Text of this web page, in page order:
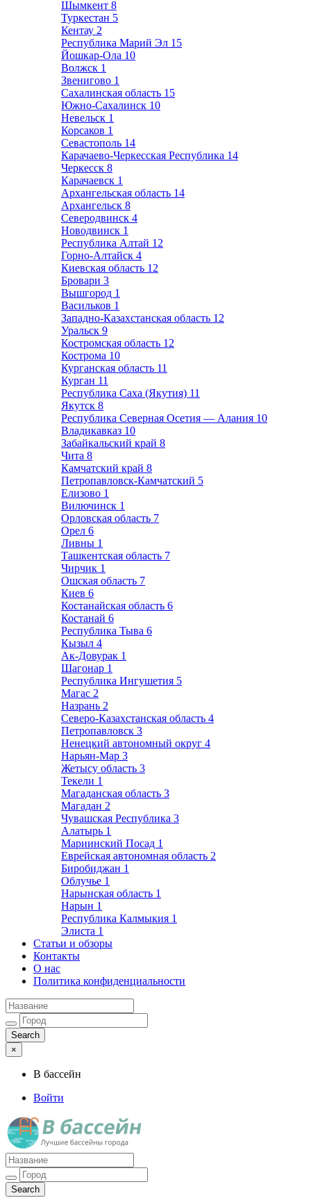
Шымкент 8
Туркестан 5
Кентау 2
Республика Марий Эл 15
Йошкар-Ола 10
Волжск 1
Звенигово 1
Сахалинская область 15
Южно-Сахалинск 10
Невельск 1
Корсаков 1
Севастополь 14
Карачаево-Черкесская Республика 14
Черкесск 8
Карачаевск 1
Архангельская область 14
Архангельск 8
Северодвинск 4
Новодвинск 1
Республика Алтай 12
Горно-Алтайск 4
Киевская область 12
Бровари 3
Вышгород 1
Васильков 1
Западно-Казахстанская область 12
Уральск 9
Костромская область 12
Кострома 10
Курганская область 11
Курган 11
Республика Саха (Якутия) 11
Якутск 8
Республика Северная Осетия — Алания 10
Владикавказ 10
Забайкальский край 8
Чита 8
Камчатский край 8
Петропавловск-Камчатский 5
Елизово 1
Вилючинск 1
Орловская область 7
Орел 6
Ливны 1
Ташкентская область 7
Чирчик 1
Ошская область 7
Киев 6
Костанайская область 6
Костанай 6
Республика Тыва 6
Кызыл 4
Ак-Довурак 1
Шагонар 1
Республика Ингушетия 5
Магас 2
Назрань 2
Северо-Казахстанская область 4
Петропавловск 3
Ненецкий автономный округ 4
Нарьян-Мар 3
Жетысу область 3
Текели 1
Магаданская область 3
Магадан 2
Чувашская Республика 3
Алатырь 1
Мариинский Посад 1
Еврейская автономная область 2
Биробиджан 1
Облучье 1
Нарынская область 1
Нарын 1
Республика Калмыкия 1
Элиста 1
Статьи и обзоры
Контакты
О нас
Политика конфиденциальности
×
В бассейн
Войти
Лучшие бассейны города